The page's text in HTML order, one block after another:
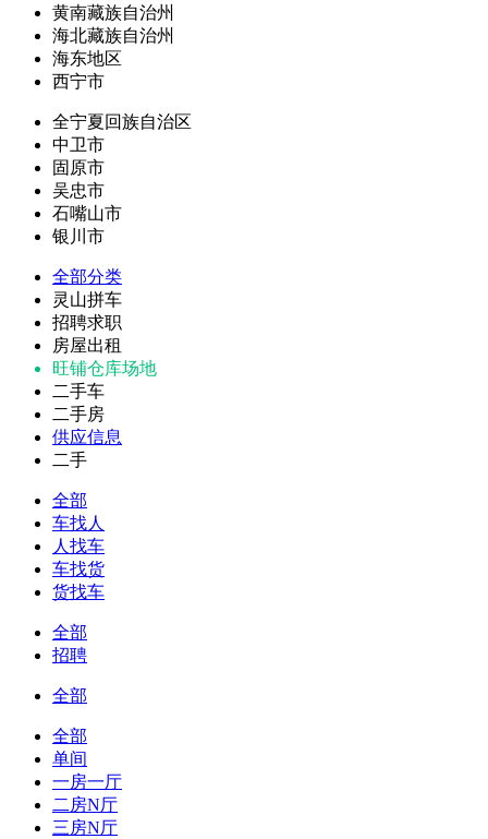
黄南藏族自治州
海北藏族自治州
海东地区
西宁市
全宁夏回族自治区
中卫市
固原市
吴忠市
石嘴山市
银川市
全部分类
灵山拼车
招聘求职
房屋出租
旺铺仓库场地
二手车
二手房
供应信息
二手
全部
车找人
人找车
车找货
货找车
全部
招聘
全部
全部
单间
一房一厅
二房N厅
三房N厅